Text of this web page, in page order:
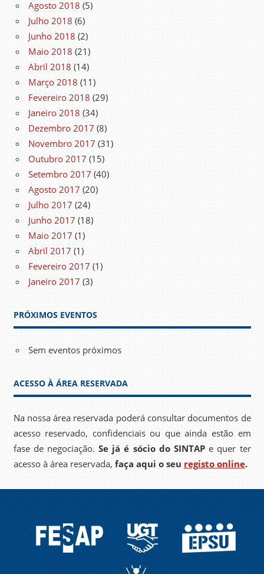
Agosto 2018 (5)
Julho 2018 (6)
Junho 2018 (2)
Maio 2018 (21)
Abril 2018 (14)
Março 2018 (11)
Fevereiro 2018 (29)
Janeiro 2018 (34)
Dezembro 2017 (8)
Novembro 2017 (31)
Outubro 2017 (15)
Setembro 2017 (40)
Agosto 2017 (20)
Julho 2017 (24)
Junho 2017 (18)
Maio 2017 (1)
Abril 2017 (1)
Fevereiro 2017 (1)
Janeiro 2017 (3)
PRÓXIMOS EVENTOS
Sem eventos próximos
ACESSO À ÁREA RESERVADA
Na nossa área reservada poderá consultar documentos de
acesso reservado, confidenciais ou que ainda estão em
fase de negociação.Se já é sócio do SINTAPe quer ter
acesso à área reservada, faça aqui o seu registo online.
FESAP UGT EPSU
A